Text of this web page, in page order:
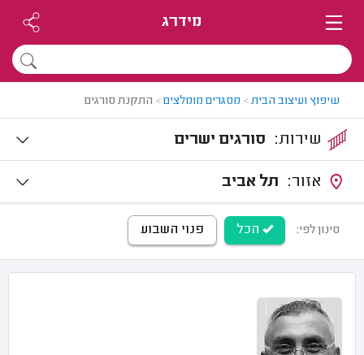
מידרג
שיפוץ ועיצוב הבית> מסגרים מומלצים> התקנת סורגים
סורגים ישרים
תל אביב
סינון לפי: הכל פנוי השבוע